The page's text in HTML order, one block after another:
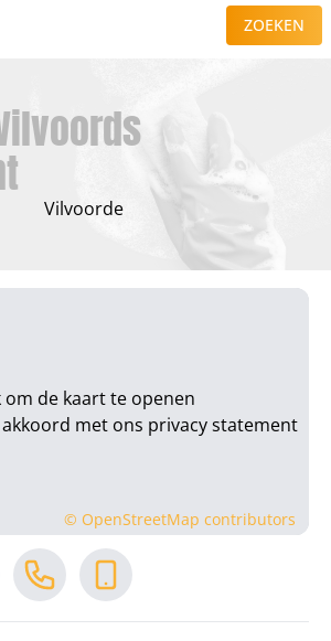
ZOEKEN
Vilvoorde
om de kaart te openen
met ons privacy statement
© OpenStreetMap contributors